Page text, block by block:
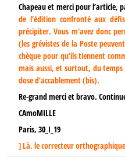
Chapeau et merci pour l’article,
de l’édition confronté aux
précipiter. Vous m’avez donc
(les grévistes de la Poste
chèque pour qu’ils tiennent
mais aussi, et surtout, du temps
dose d’accablement (bis).
Re-grand merci et bravo.
CAmoMILLE
Paris, 30_I_19
] Là, le correcteur